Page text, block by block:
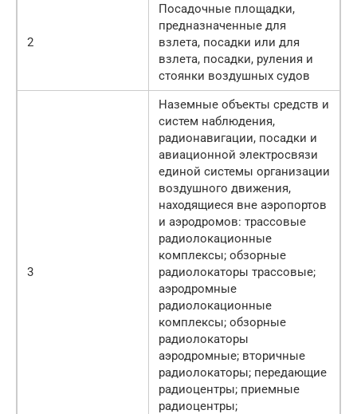
2
Посадочные площадки,
предназначенные для
взлета, посадки или для
взлета, посадки, руления и
стоянки воздушных судов
3
Наземные объекты средств и
систем наблюдения,
радионавигации, посадки и
авиационной электросвязи
единой системы организации
воздушного движения,
находящиеся вне аэропортов
и аэродромов: трассовые
радиолокационные
комплексы; обзорные
радиолокаторы трассовые;
аэродромные
радиолокационные
комплексы; обзорные
радиолокаторы
аэродромные; вторичные
радиолокаторы; передающие
радиоцентры; приемные
радиоцентры;